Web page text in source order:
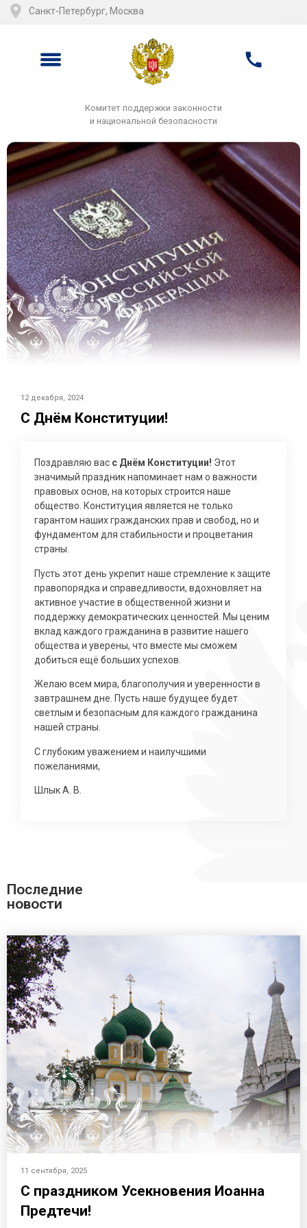
Санкт-Петербург, Москва
Комитет поддержки законности
и национальной безопасности
12 декабря, 2024
С Днём Конституции!
Поздравляю вас с Днём Конституции! Этот
значимый праздник напоминает нам о важности
правовых основ, на которых строится наше
общество. Конституция является не только
гарантом наших гражданских прав и свобод, но и
фундаментом для стабильности и процветания
страны.
Пусть этот день укрепит наше стремление к защите
правопорядка и справедливости, вдохновляет на
активное участие в общественной жизни и
поддержку демократических ценностей. Мы ценим
вклад каждого гражданина в развитие нашего
общества и уверены, что вместе мы сможем
добиться ещё больших успехов.
Желаю всем мира, благополучия и уверенности в
завтрашнем дне. Пусть наше будущее будет
светлым и безопасным для каждого гражданина
нашей страны.
С глубоким уважением и наилучшими
пожеланиями,
Шлык А. В.
Последние
новости
11 сентября, 2025
С праздником Усекновения Иоанна
Предтечи!